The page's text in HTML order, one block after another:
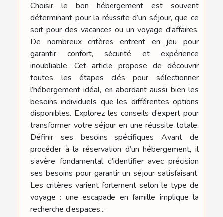
Choisir le bon hébergement est souvent
déterminant pour la réussite d’un séjour, que ce
soit pour des vacances ou un voyage d'affaires.
De nombreux critères entrent en jeu pour
garantir confort, sécurité et expérience
inoubliable. Cet article propose de découvrir
toutes les étapes clés pour sélectionner
l’hébergement idéal, en abordant aussi bien les
besoins individuels que les différentes options
disponibles. Explorez les conseils d’expert pour
transformer votre séjour en une réussite totale.
Définir ses besoins spécifiques Avant de
procéder à la réservation d’un hébergement, il
s’avère fondamental d’identifier avec précision
ses besoins pour garantir un séjour satisfaisant.
Les critères varient fortement selon le type de
voyage : une escapade en famille implique la
recherche d’espaces...